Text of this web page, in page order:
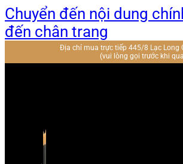
Chuyển đến nội dung
đến chân trang
Địa chỉ mua trực tiếp 445/8 Lạc Long
(vui lòng gọi trước khi